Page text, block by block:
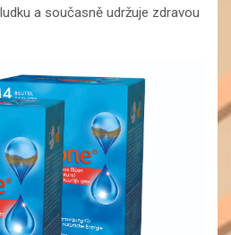
a současně udržuje zdravou